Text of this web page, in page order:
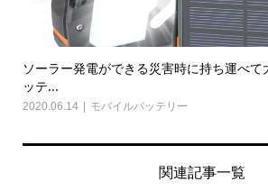
ソーラー発電ができる災害時に持ち運べ
ッテ...
2020.06.14 モバイルバッテリー
関連記事一覧